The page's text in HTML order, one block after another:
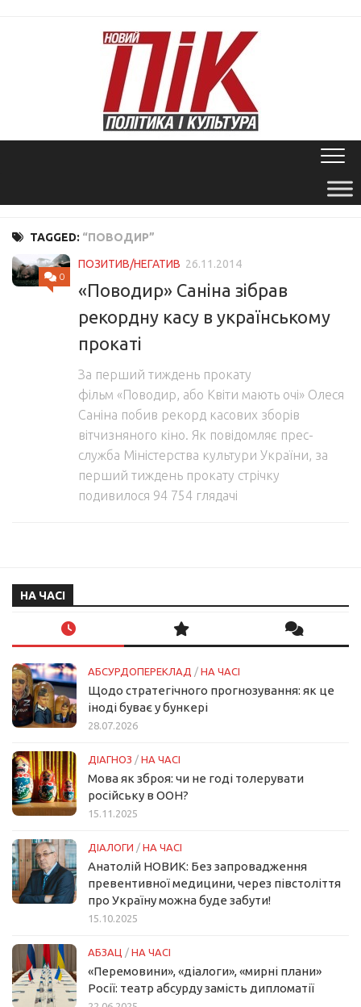
TAGGED: “ПОВОДИР”
0
ПОЗИТИВ/НЕГАТИВ 26.11.2014
«Поводир» Саніна зібрав
рекордну касу в українському
прокаті
За перший тиждень прокату
фільм «Поводир, або Квіти мають очі» Олеся
Саніна побив рекорд касових зборів
вітчизняного кіно. Як повідомляє прес-
служба Міністерства культури України, за
перший тиждень прокату стрічку
подивилося 94 754 глядачі
НА ЧАСІ
АБСУРДОПЕРЕКЛАД / НА ЧАСІ
Щодо стратегічного прогнозування: як це
іноді буває у бункері
28.07.2026
ДІАГНОЗ / НА ЧАСІ
Мова як зброя: чи не годі толерувати
російську в ООН?
15.11.2025
ДІАЛОГИ / НА ЧАСІ
Анатолій НОВИК: Без запровадження
превентивної медицини, через півстоліття
про Україну можна буде забути!
15.10.2025
АБЗАЦ / НА ЧАСІ
«Перемовини», «діалоги», «мирні плани»
Росії: театр абсурду замість дипломатії